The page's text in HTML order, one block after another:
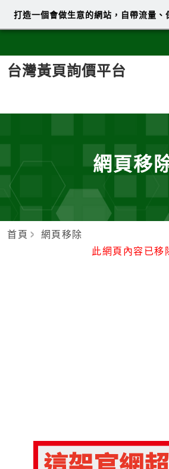
台灣黃頁詢價平台
網頁移
首頁
網頁移除
此網頁內容已移
打造一個會做生意的網站，自帶流量、